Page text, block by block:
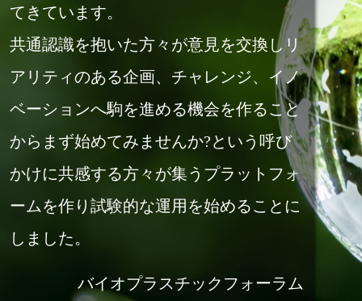
てきています。
共通認識を抱いた⽅々が意⾒を交換しリ
アリティのある企画、チャレンジ、イノ
ベーションへ駒を進める機会を作ること
からまず始めてみませんか?という呼び
かけに共感する⽅々が集うプラットフォ
ームを作り試験的な運⽤を始めることに
しました。
バイオプラスチックフォーラム